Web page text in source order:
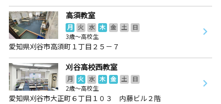
高須教室
月 火 水 木 金 土
日
3歳～高校生
愛知県刈谷市高須町１丁目２５－７
刈谷高校西教室
月 火 水 木 金 土
日
2歳～高校生
愛知県刈谷市大正町６丁目１０３ 内藤ビル２階